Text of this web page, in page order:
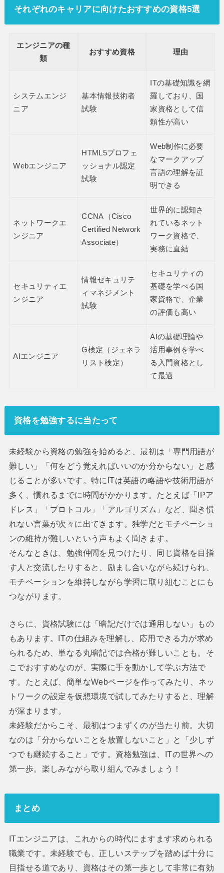
それぞれのキャリアに向けたおすすめの資格5選
エンジニアの種
類
おすすめ資格 理由
システムエンジ
ニア
基本情報技術者
試験
ITの基礎知識を網
羅しており、国
家資格として信
頼性が高い
Webエンジニア
HTML5プロフェ
ッショナル認定
試験
Web制作に必要
なマークアップ
言語の理解を証
明できる
ネットワークエ
ンジニア
CCNA（Cisco
Certified Network
Associate）
世界的に認知さ
れているネット
ワーク資格で、
実務に直結
セキュリティエ
ンジニア
情報セキュリテ
ィマネジメント
試験
セキュリティの
基礎を学べる国
家資格で、企業
の評価も高い
AIエンジニア
G検定（ジェネラ
リスト検定）
AIの基礎理論や
活用事例を学べ
る入門資格とし
て最適
資格を勉強するに当たって
未経験から資格の勉強を始めると、最初は「専門用語が
難しい」「何をどう覚えればいいのか分からない」と感
じることが多いです。特にITは英語の略語や技術用語が
多く、慣れるまでに時間がかかります。たとえば「IPア
ドレス」「プロトコル」「アルゴリズム」など、聞き慣
れない言葉が次々に出てきます。独学だとモチベーショ
ンの維持が難しいという声もよく聞きます。
そんなときは、勉強仲間を見つけたり、同じ資格を目指
す人と交流したりすると、励まし合いながら続けられ、
モチベーションを維持しながら学習に取り組むことにも
つながります。
さらに、資格試験には「暗記だけでは通用しない」もの
もあります。ITの仕組みを理解し、応用できる力が求め
られるため、単なる丸暗記では合格が難しいことも。そ
こでおすすめなのが、実際に手を動かして学ぶ方法で
す。たとえば、簡単なWebページを作ってみたり、ネッ
トワークの設定を仮想環境で試してみたりすると、理解
が深まります。
未経験だからこそ、最初はつまずくのが当たり前。大切
なのは「分からないことを放置しないこと」と「少しず
つでも継続すること」です。資格勉強は、ITの世界への
第一歩。楽しみながら取り組んでみましょう！
まとめ
ITエンジニアは、これからの時代にますます求められる
職業です。未経験でも、正しいステップを踏めば十分に
目指せる道であり、資格はその第一歩として非常に有効